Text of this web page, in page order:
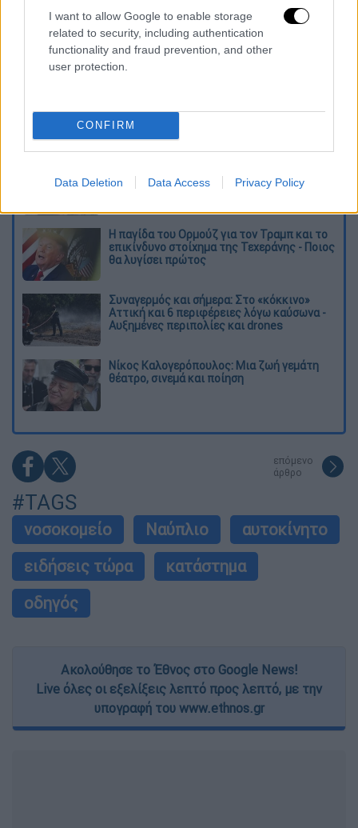
I want to allow Google to enable storage
related to security, including authentication
functionality and fraud prevention, and other
user protection.
CONFIRM
Data Deletion Data Access Privacy Policy
Διαβάστε ακόμη
αντεπίθεση του ΠΑΣΟΚ από την κοινωνία
Η παγίδα του Ορμούζ για τον Τραμπ και το
επικίνδυνο στοίχημα της Τεχεράνης - Ποιος
θα λυγίσει πρώτος
Συναγερμός και σήμερα: Στο «κόκκινο»
Αττική και 6 περιφέρειες λόγω καύσωνα -
Αυξημένες περιπολίες και drones
Νίκος Καλογερόπουλος: Μια ζωή γεμάτη
θέατρο, σινεμά και ποίηση
επόμενο
άρθρο
#TAGS
νοσοκομείο Ναύπλιο
αυτοκίνητο
ειδήσεις τώρα
κατάστημα
οδηγός
Ακολούθησε το Έθνος στο Google News!
Live όλες οι εξελίξεις λεπτό προς λεπτό, με την
υπογραφή του www.ethnos.gr